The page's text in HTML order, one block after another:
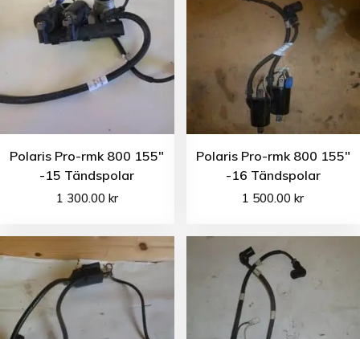
Polaris Pro-rmk 800 155″
-15 Tändspolar
1 300.00 kr
Polaris Pro-rmk 800 155″
-16 Tändspolar
1 500.00kr